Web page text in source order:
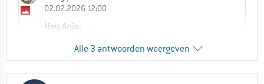
02.02.2026 12:00
Hey Anja,
Deze fles is niet geschikt voor
koolzuurhoudende dranken. Koolzuur bouwt
Alle 3 antwoorden weergeven